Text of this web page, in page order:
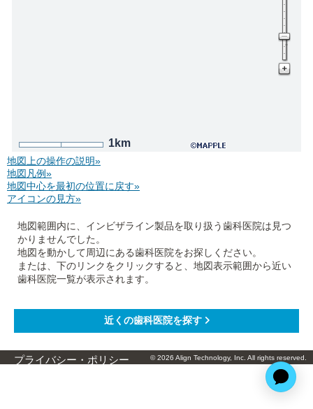
1km
地図上の操作の説明»
地図凡例»
地図中心を最初の位置に戻す»
アイコンの見方»
地図範囲内に、インビザライン製品を取り扱う歯科医院は見つ
かりませんでした。
地図を動かして周辺にある歯科医院をお探しください。
または、下のリンクをクリックすると、地図表示範囲から近い
歯科医院一覧が表示されます。
プライバシー・ポリシー © 2026 Align Technology, Inc. All rights reserved.